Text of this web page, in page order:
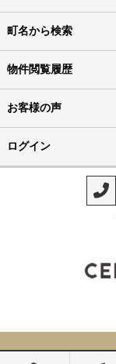
町名から検索
物件閲覧履歴
お客様の声
ログイン